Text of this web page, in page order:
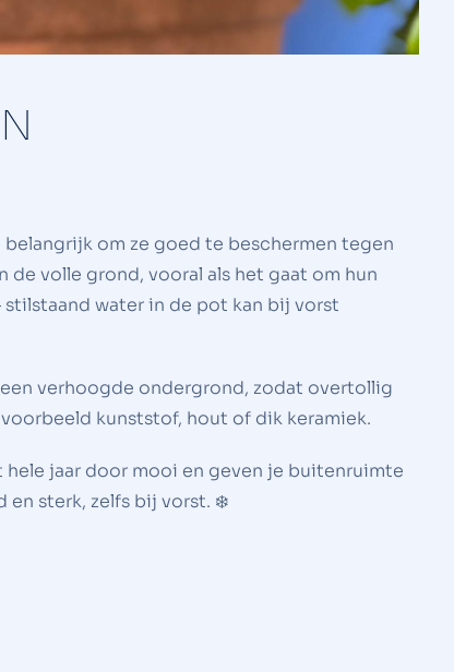
om ze goed te beschermen tegen
volle grond, vooral als het gaat om hun
water in de pot kan bij vorst
verhoogde ondergrond, zodat overtollig
kunststof, hout of dik keramiek.
jaar door mooi en geven je buitenruimte
en sterk, zelfs bij vorst. ❄️